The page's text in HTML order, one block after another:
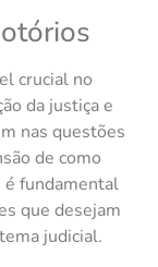
crucial no
da justiça e
nas questões
de como
é fundamental
que desejam
judicial.